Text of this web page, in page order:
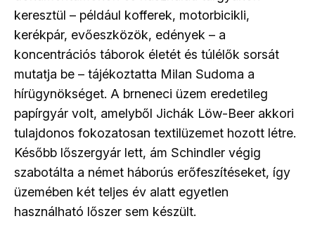
keresztül – például kofferek, motorbicikli,
kerékpár, evőeszközök, edények – a
koncentrációs táborok életét és túlélők sorsát
mutatja be – tájékoztatta Milan Sudoma a
hírügynökséget. A brneneci üzem eredetileg
papírgyár volt, amelyből Jichák Löw-Beer akkori
tulajdonos fokozatosan textilüzemet hozott létre.
Később lőszergyár lett, ám Schindler végig
szabotálta a német háborús erőfeszítéseket, így
üzemében két teljes év alatt egyetlen
használható lőszer sem készült.